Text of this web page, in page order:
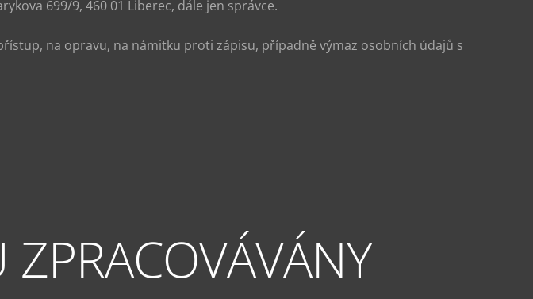
699/9, 460 01 Liberec, dále jen správce.
na opravu, na námitku proti zápisu, případně výmaz osobních údajů s
ZPRACOVÁVÁNY